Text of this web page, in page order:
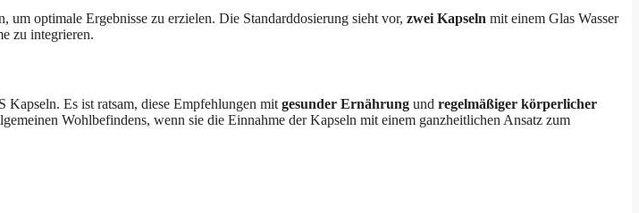
um optimale Ergebnisse zu erzielen. Die Standarddosierung sieht vor, zwei Kapseln mit einem Glas Wasser
zu integrieren.
Es ist ratsam, diese Empfehlungen mit gesunder Ernährung und regelmäßiger körperlicher
Wohlbefindens, wenn sie die Einnahme der Kapseln mit einem ganzheitlichen Ansatz zum